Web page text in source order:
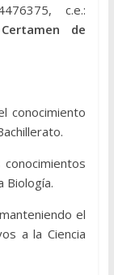
c.e.:
de
conocimiento
Biología.
el
a la Ciencia